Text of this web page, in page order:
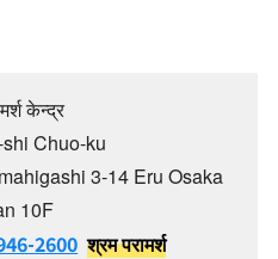
केन्द्र
Chuo-ku
3-14 Eru Osaka
10F
2600 श्रम परामर्श